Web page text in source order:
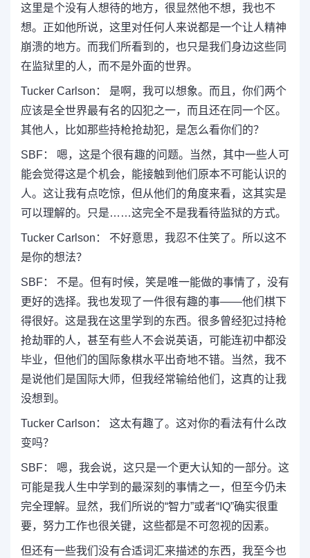
这里是个没有人想待的地方，很显然他不想，我也不
想。正如他所说，这里对任何人来说都是一个让人精神
崩溃的地方。而我们所看到的，也只是我们身边这些同
在监狱里的人，而不是外面的世界。
Tucker Carlson： 是啊，我可以想象。而且，你们两个
应该是全世界最有名的囚犯之一，而且还在同一个区。
其他人，比如那些持枪抢劫犯，是怎么看你们的？
SBF： 嗯，这是个很有趣的问题。当然，其中一些人可
能会觉得这是个机会，能接触到他们原本不可能认识的
人。这让我有点吃惊，但从他们的角度来看，这其实是
可以理解的。只是……这完全不是我看待监狱的方式。
Tucker Carlson： 不好意思，我忍不住笑了。所以这不
是你的想法？
SBF： 不是。但有时候，笑是唯一能做的事情了，没有
更好的选择。我也发现了一件很有趣的事——他们棋下
得很好。这是我在这里学到的东西。很多曾经犯过持枪
抢劫罪的人，甚至有些人不会说英语，可能连初中都没
毕业，但他们的国际象棋水平出奇地不错。当然，我不
是说他们是国际大师，但我经常输给他们，这真的让我
没想到。
Tucker Carlson： 这太有趣了。这对你的看法有什么改
变吗？
SBF： 嗯，我会说，这只是一个更大认知的一部分。这
可能是我人生中学到的最深刻的事情之一，但至今仍未
完全理解。显然，我们所说的“智力”或者“IQ”确实很重
要，努力工作也很关键，这些都是不可忽视的因素。
但还有一些我们没有合适词汇来描述的东西，我至今也